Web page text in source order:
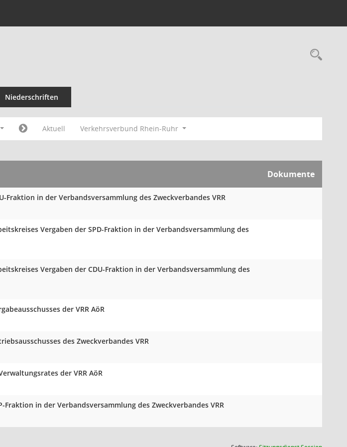
Niederschriften
Aktuell Verkehrsverbund Rhein-Ruhr
Dokumente
Fraktion in der Verbandsversammlung des Zweckverbandes VRR
Vergaben der SPD-Fraktion in der Verbandsversammlung des
Vergaben der CDU-Fraktion in der Verbandsversammlung des
der VRR AöR
des Zweckverbandes VRR
der VRR AöR
in der Verbandsversammlung des Zweckverbandes VRR